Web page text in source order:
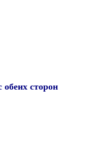
сторон